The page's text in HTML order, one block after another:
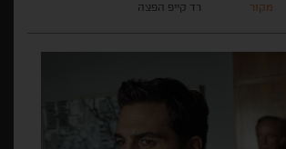
מקור רד קייפ הפצה